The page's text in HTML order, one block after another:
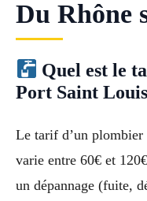
Du Rhône
Quel est le
Port Saint
Le tarif d’un
varie entre 60€ et
un dépannage (fuite,